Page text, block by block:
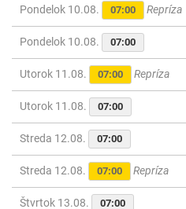
Pondelok 10.08. 07:00 Repríza
Pondelok 10.08. 07:00
Utorok 11.08. 07:00 Repríza
Utorok 11.08. 07:00
Streda 12.08. 07:00
Streda 12.08. 07:00 Repríza
Štvrtok 13.08. 07:00